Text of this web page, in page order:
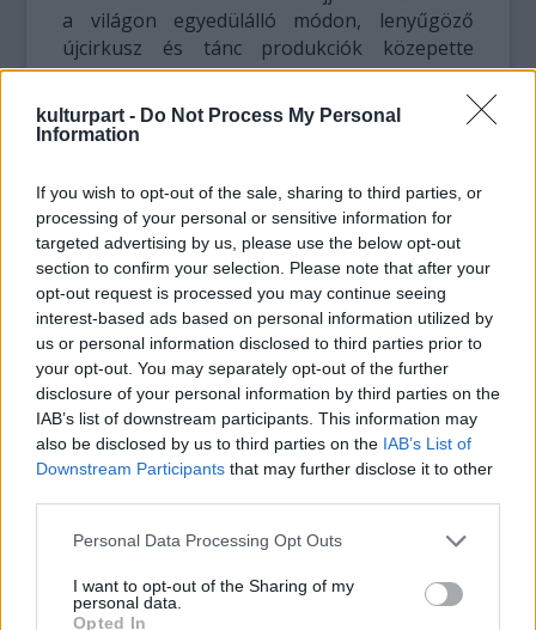
kulturpart - Do Not Process My Personal
Information
If you wish to opt-out of the sale, sharing to third parties, or
processing of your personal or sensitive information for
targeted advertising by us, please use the below opt-out
section to confirm your selection. Please note that after your
opt-out request is processed you may continue seeing
interest-based ads based on personal information utilized by
us or personal information disclosed to third parties prior to
your opt-out. You may separately opt-out of the further
disclosure of your personal information by third parties on the
IAB’s list of downstream participants. This information may
also be disclosed by us to third parties on the IAB’s List of
Downstream Participants that may further disclose it to other
Please note that this website/app uses one or more Google
not limited to your visit or usage behaviour. You may click to
grant or deny consent to Google and its third-party tags to
Personal Data Processing Opt Outs
I want to opt-out of the Sharing of my
personal data.
Opted In
a világon egyedülálló módon, lenyűgöző
újcirkusz és tánc produkciók közepette
elevenedik meg, és teremt minden
érzékszervre ható élményt, lüktető, érzéki
világot. A néző az installációk között sétálva
előadóművészeket, akik folyamatosan új
rejtélyeket tárnak fel a szemeielőtt.
AWalkMy World
színház, kiállítás, szerepjáték
és testet öltött kalandregény egyszerre.
Egyminden ízében innovatív, magával ragadó,
kulturális-szórakoztató élmény.Többtucatnyi